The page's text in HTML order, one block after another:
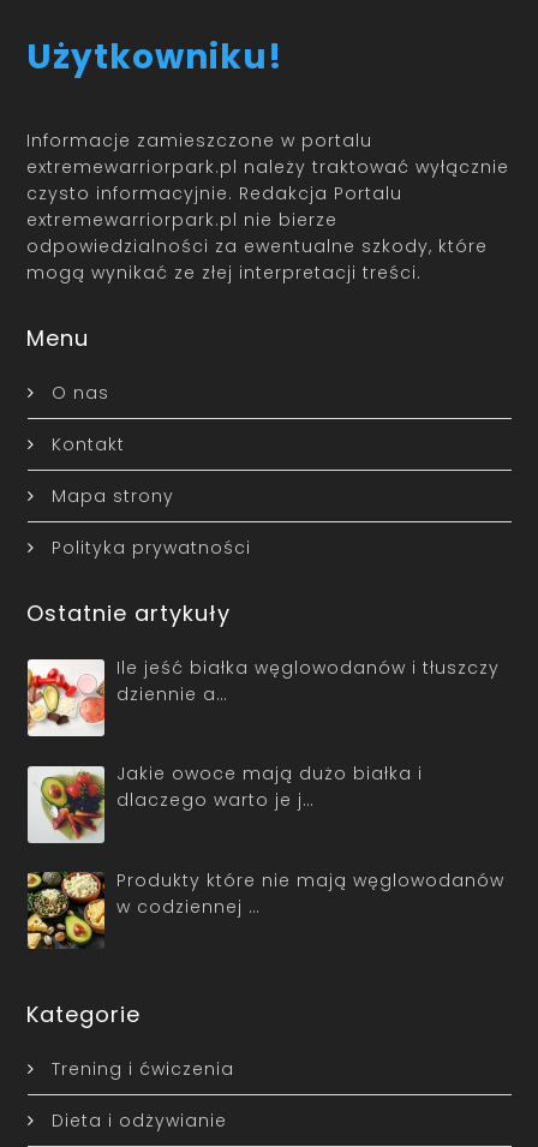
Użytkowniku!
Informacje zamieszczone w portalu
extremewarriorpark.pl należy traktować wyłącznie
czysto informacyjnie. Redakcja Portalu
extremewarriorpark.pl nie bierze
odpowiedzialności za ewentualne szkody, które
mogą wynikać ze złej interpretacji treści.
Menu
O nas
Kontakt
Mapa strony
Polityka prywatności
Ostatnie artykuły
Ile jeść białka węglowodanów i tłuszczy
dziennie a…
Jakie owoce mają dużo białka i
dlaczego warto je j…
Produkty które nie mają węglowodanów
w codziennej …
Kategorie
Trening i ćwiczenia
Dieta i odżywianie